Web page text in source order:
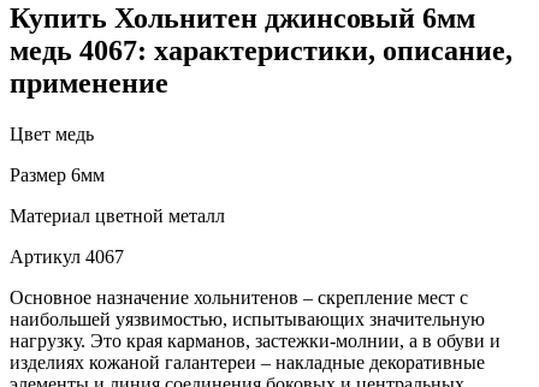
Купить Хольнитен джинсовый 6мм
медь 4067: характеристики, описание,
применение
Цвет медь
Размер 6мм
Материал цветной металл
Артикул 4067
Основное назначение хольнитенов – скрепление мест с
наибольшей уязвимостью, испытывающих значительную
нагрузку. Это края карманов, застежки-молнии, а в обуви и
изделиях кожаной галантереи – накладные декоративные